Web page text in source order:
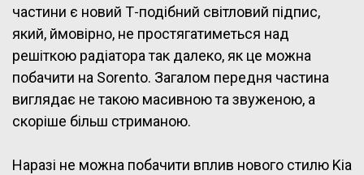
частини є новий Т-подібний світловий підпис,
який, ймовірно, не простягатиметься над
решіткою радіатора так далеко, як це можна
побачити на Sorento. Загалом передня частина
виглядає не такою масивною та звуженою, а
скоріше більш стриманою.
Наразі не можна побачити вплив нового стилю Kia